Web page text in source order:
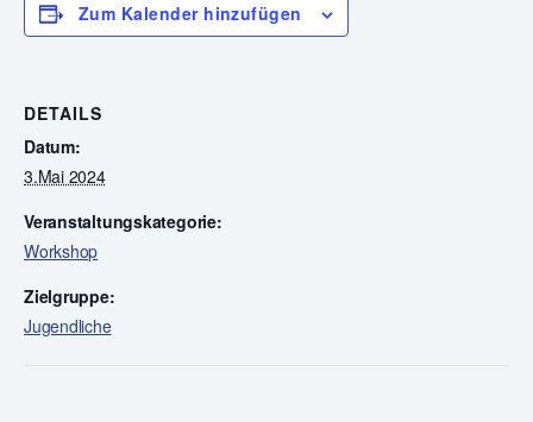
Zum Kalender hinzufügen
DETAILS
Datum:
3.Mai 2024
Veranstaltungskategorie:
Workshop
Zielgruppe:
Jugendliche